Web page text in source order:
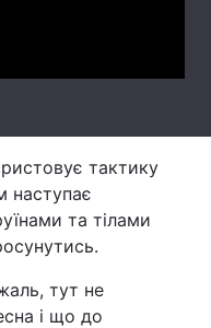
тактику
наступає
та тілами
тут не
і що до